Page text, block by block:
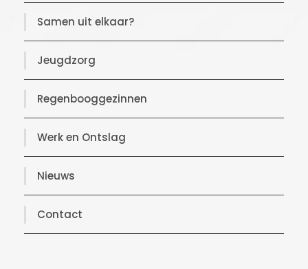
Samen uit elkaar?
Jeugdzorg
Regenbooggezinnen
Werk en Ontslag
Nieuws
Contact